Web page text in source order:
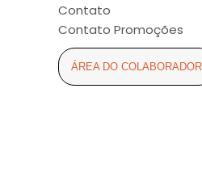
BIOSOFT (1)
BIOTROPIC (2)
BITUFO (5)
Contato
Contato Promoções
ÁREA DO COLABORADOR